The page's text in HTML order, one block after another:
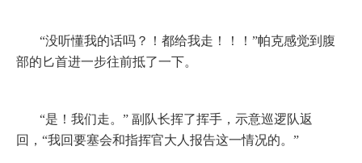
“没听懂我的话吗？！都给我走！！！”帕克感觉到腹
部的匕首进一步往前抵了一下。
“是！我们走。” 副队长挥了挥手，示意巡逻队返
回，“我回要塞会和指挥官大人报告这一情况的。”